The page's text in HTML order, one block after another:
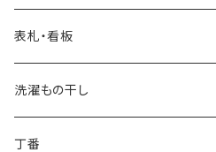
0.7L
0.07L
0.75L
飾りビス
ビスキャップ
ポスト
スタッポ
ポスティーレ
後付け宅配ボックス
コンボミドルタイプ
置き配用品
表札・看板
看板
洗濯もの干し
ランドリー用ハンガーパイプ
丁番